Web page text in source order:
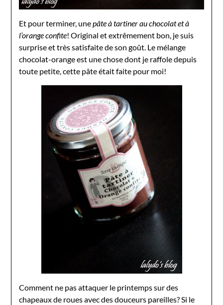
Et pour terminer, unepâte à tartiner au chocolat et à
l’orange confite! Original et extrêmement bon, je suis
surprise et très satisfaite de son goût. Le mélange
chocolat-orange est une chose dont je raffole depuis
toute petite, cette pâte était faite pour moi!
Comment ne pas attaquer le printemps sur des
chapeaux de roues avec des douceurs pareilles? Si le